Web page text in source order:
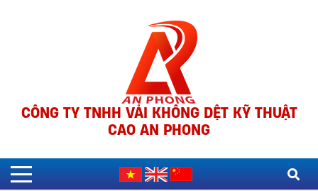
CÔNG TY TNHH VẢI KHÔNG DỆT KỸ THUẬT
CAO AN PHONG